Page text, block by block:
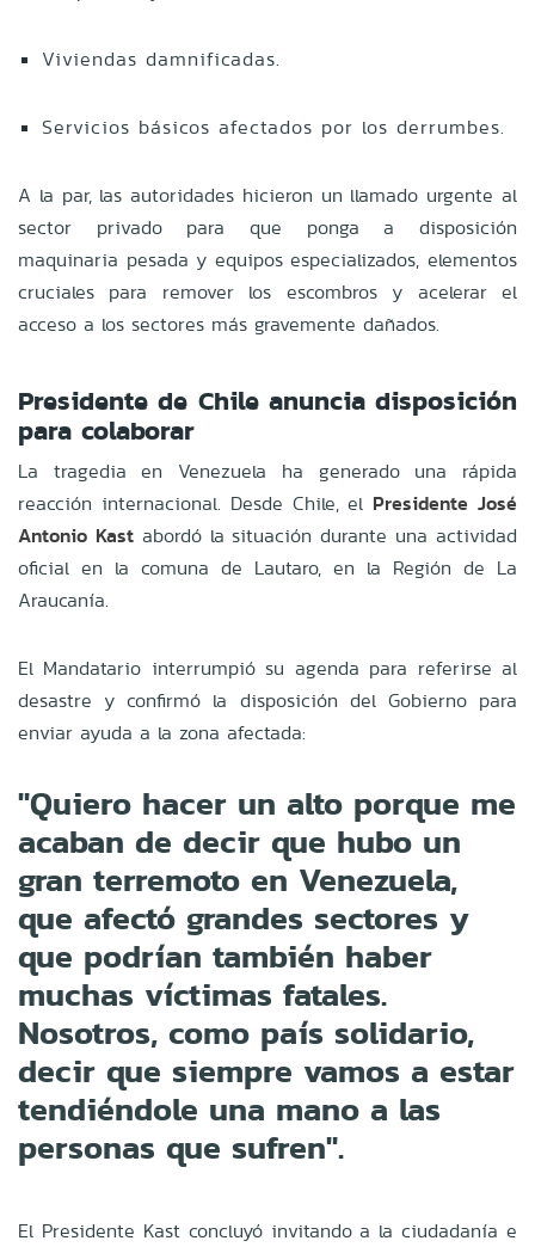
Viviendas damnificadas.
Servicios básicos afectados por los derrumbes.
A la par, las autoridades hicieron un llamado urgente al
sector privado para que ponga a disposición
maquinaria pesada y equipos especializados, elementos
cruciales para remover los escombros y acelerar el
acceso a los sectores más gravemente dañados.
Presidente de Chile anuncia disposición
para colaborar
La tragedia en Venezuela ha generado una rápida
reacción internacional. Desde Chile, el Presidente José
Antonio Kastabordó la situación durante una actividad
oficial en la comuna de Lautaro, en la Región de La
Araucanía.
El Mandatario interrumpió su agenda para referirse al
desastre y confirmó la disposición del Gobierno para
enviar ayuda a la zona afectada:
"Quiero hacer un alto porque me
acaban de decir que hubo un
gran terremoto en Venezuela,
que afectó grandes sectores y
que podrían también haber
muchas víctimas fatales.
Nosotros, como país solidario,
decir que siempre vamos a estar
tendiéndole una mano a las
personas que sufren".
El Presidente Kast concluyó invitando a la ciudadanía e